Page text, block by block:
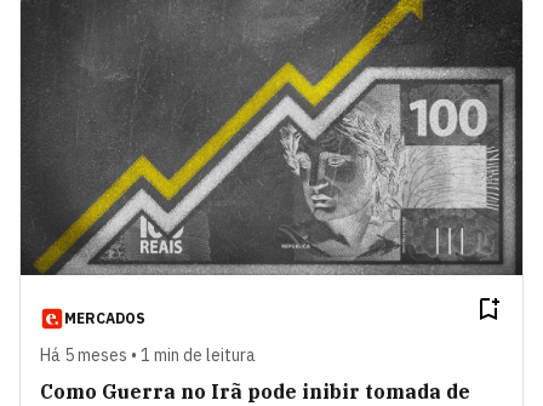
MERCADOS
Há 5 meses • 1 min de leitura
Como Guerra no Irã pode inibir tomada de